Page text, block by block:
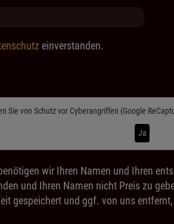
einverstanden.
Sie von Schutz vor Cyberangriffen (Google
Ja
wir Ihren Namen und Ihren
und Ihren Namen nicht Preis zu
gespeichert und ggf. von uns